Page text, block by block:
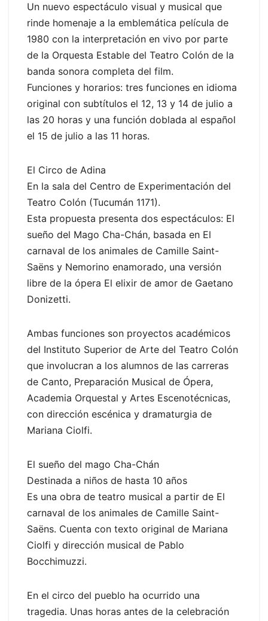
Un nuevo espectáculo visual y musical que
rinde homenaje a la emblemática película de
1980 con la interpretación en vivo por parte
de la Orquesta Estable del Teatro Colón de la
banda sonora completa del film.
Funciones y horarios: tres funciones en idioma
original con subtítulos el 12, 13 y 14 de julio a
las 20 horas y una función doblada al español
el 15 de julio a las 11 horas.
El Circo de Adina
En la sala del Centro de Experimentación del
Teatro Colón (Tucumán 1171).
Esta propuesta presenta dos espectáculos: El
sueño del Mago Cha-Chán, basada en El
carnaval de los animales de Camille Saint-
Saëns y Nemorino enamorado, una versión
libre de la ópera El elixir de amor de Gaetano
Donizetti.
Ambas funciones son proyectos académicos
del Instituto Superior de Arte del Teatro Colón
que involucran a los alumnos de las carreras
de Canto, Preparación Musical de Ópera,
Academia Orquestal y Artes Escenotécnicas,
con dirección escénica y dramaturgia de
Mariana Ciolfi.
El sueño del mago Cha-Chán
Destinada a niños de hasta 10 años
Es una obra de teatro musical a partir de El
carnaval de los animales de Camille Saint-
Saëns. Cuenta con texto original de Mariana
Ciolfi y dirección musical de Pablo
Bocchimuzzi.
En el circo del pueblo ha ocurrido una
tragedia. Unas horas antes de la celebración